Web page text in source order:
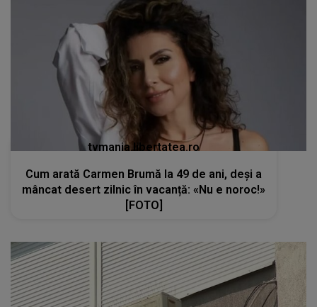
tvmania.libertatea.ro
Cum arată Carmen Brumă la 49 de ani, deși a
mâncat desert zilnic în vacanță: «Nu e noroc!»
[FOTO]